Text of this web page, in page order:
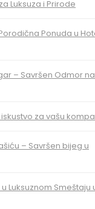
Luksuza i Prirode
Ponuda u
– Savršen Odmor na
za vašu
– Savršen bijeg u
Luksuznom Smeštaju